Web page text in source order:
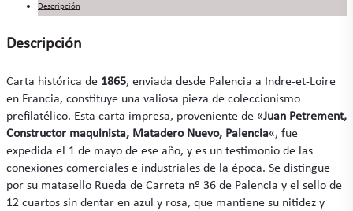
Descripción
Descripción
Carta histórica de 1865, enviada desde Palencia a Indre-et-Loire
en Francia, constituye una valiosa pieza de coleccionismo
prefilatélico. Esta carta impresa, proveniente de «Juan Petrement,
Constructor maquinista, Matadero Nuevo, Palencia«, fue
expedida el 1 de mayo de ese año, y es un testimonio de las
conexiones comerciales e industriales de la época. Se distingue
por su matasello Rueda de Carreta nº 36 de Palencia y el sello de
12 cuartos sin dentar en azul y rosa, que mantiene su nitidez y